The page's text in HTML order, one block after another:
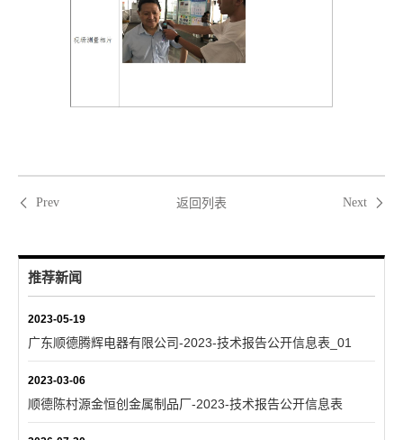
Prev 返回列表 Next
推荐新闻
2023-05-19
广东顺德腾辉电器有限公司-2023-技术报告公开信息表_01
2023-03-06
顺德陈村源金恒创金属制品厂-2023-技术报告公开信息表